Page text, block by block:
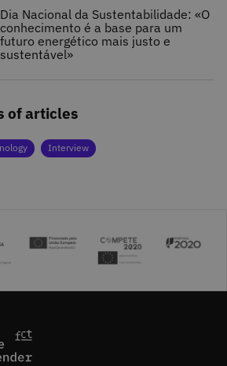
Dia Nacional da Sustentabilidade: «O
conhecimento é a base para um
futuro energético mais justo e
sustentável»
of articles
Interview